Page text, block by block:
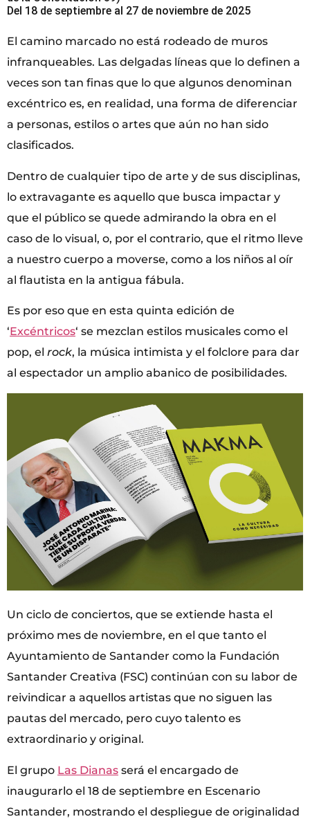
Del 18 de septiembre al 27 de noviembre de 2025
El camino marcado no está rodeado de muros
infranqueables. Las delgadas líneas que lo definen a
veces son tan finas que lo que algunos denominan
excéntrico es, en realidad, una forma de diferenciar
a personas, estilos o artes que aún no han sido
clasificados.
Dentro de cualquier tipo de arte y de sus disciplinas,
lo extravagante es aquello que busca impactar y
que el público se quede admirando la obra en el
caso de lo visual, o, por el contrario, que el ritmo lleve
a nuestro cuerpo a moverse, como a los niños al oír
al flautista en la antigua fábula.
Es por eso que en esta quinta edición de
‘Excéntricos‘ se mezclan estilos musicales como el
pop, el rock, la música intimista y el folclore para dar
al espectador un amplio abanico de posibilidades.
Un ciclo de conciertos, que se extiende hasta el
próximo mes de noviembre, en el que tanto el
Ayuntamiento de Santander como la Fundación
Santander Creativa (FSC) continúan con su labor de
reivindicar a aquellos artistas que no siguen las
pautas del mercado, pero cuyo talento es
extraordinario y original.
El grupo Las Dianas será el encargado de
inaugurarlo el 18 de septiembre en Escenario
Santander, mostrando el despliegue de originalidad